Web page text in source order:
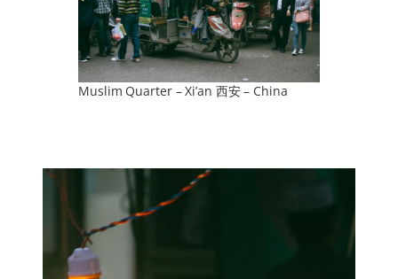
Muslim Quarter – Xi’an 西安 – China